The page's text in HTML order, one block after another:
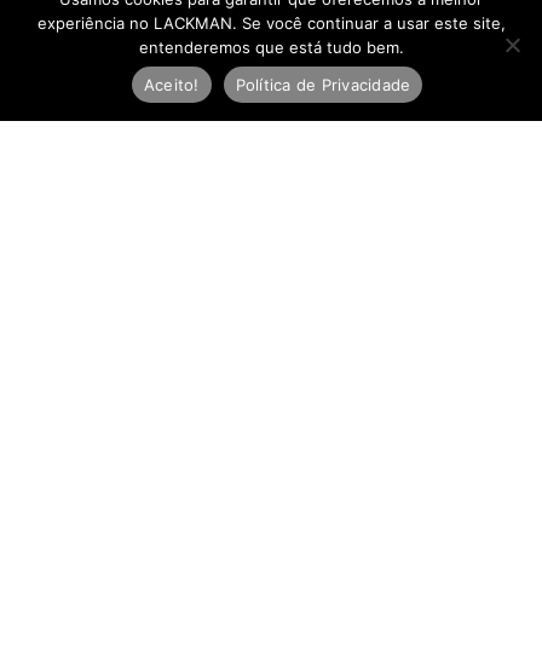
experiência no LACKMAN. Se você continuar a usar este site,
entenderemos que está tudo bem.
Aceito!
Política de Privacidade